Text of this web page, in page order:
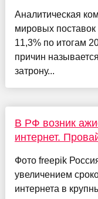
Аналитическая
мировых
11,3% по итогам
причин
затрону...
В РФ возник
интернет.
Фото freepik
увеличением
интернета в